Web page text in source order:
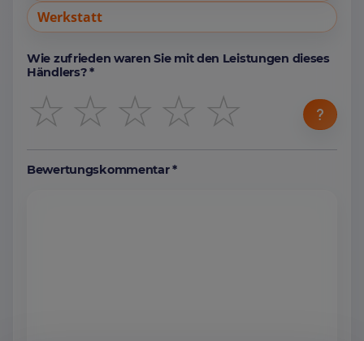
Werkstatt
Wie zufrieden waren Sie mit den Leistungen dieses
Händlers? *
☆
☆
☆
☆
☆
Bewertungskommentar *